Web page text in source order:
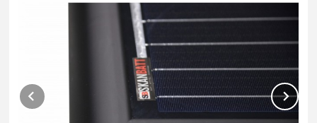
Prev